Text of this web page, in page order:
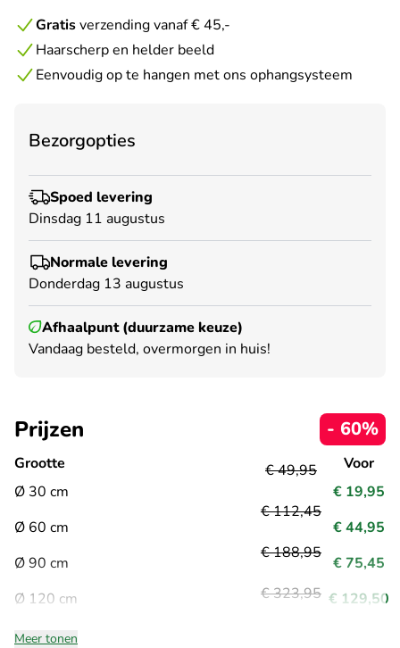
Gratisverzending vanaf € 45,-
Haarscherp en helder beeld
Eenvoudig op te hangen met ons ophangsysteem
Bezorgopties
Spoed levering
Dinsdag 11 augustus
Normale levering
Donderdag 13 augustus
Afhaalpunt (duurzame keuze)
Vandaag besteld, overmorgen in huis!
Prijzen - 60%
Grootte
Ø 30 cm
Ø 60 cm
Ø 90 cm
Ø 120 cm
€ 49,95
€ 112,45
€ 188,95
€ 323,95
Voor
€ 19,95
€ 44,95
€ 75,45
€ 129,50
Meer tonen